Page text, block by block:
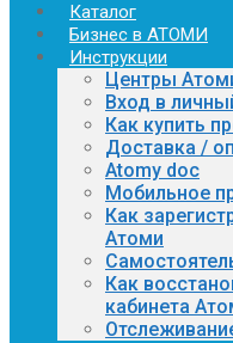
Каталог
Бизнес в АТОМИ
Инструкции
Центры
Вход в
Как купить
Доставка /
Atomy doc
Мобильное
Как
Атоми
Как
кабинета